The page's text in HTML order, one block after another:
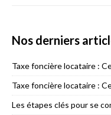
Nos derniers
Taxe foncière locataire :
Taxe foncière locataire :
Les étapes clés pour se